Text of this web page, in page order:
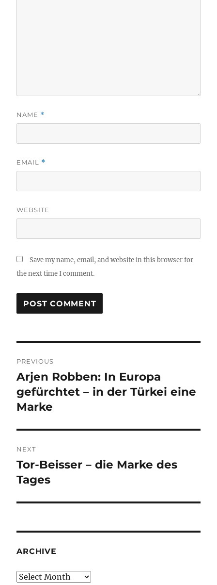
NAME *
EMAIL *
WEBSITE
Save my name, email, and website in this browser for
the next time I comment.
navigation
PREVIOUS
Previous
post:
Arjen Robben: In Europa
gefürchtet – in der Türkei eine
Marke
NEXT
Next
post:
Tor-Beisser – die Marke des
Tages
ARCHIVE
Archive